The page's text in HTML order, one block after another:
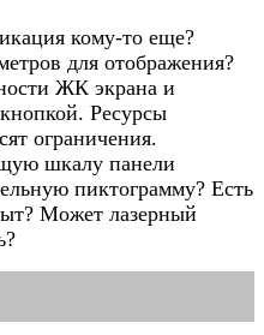
кому-то еще?
для отображения?
ЖК экрана и
Ресурсы
ограничения.
шкалу панели
пиктограмму? Есть
Может лазерный